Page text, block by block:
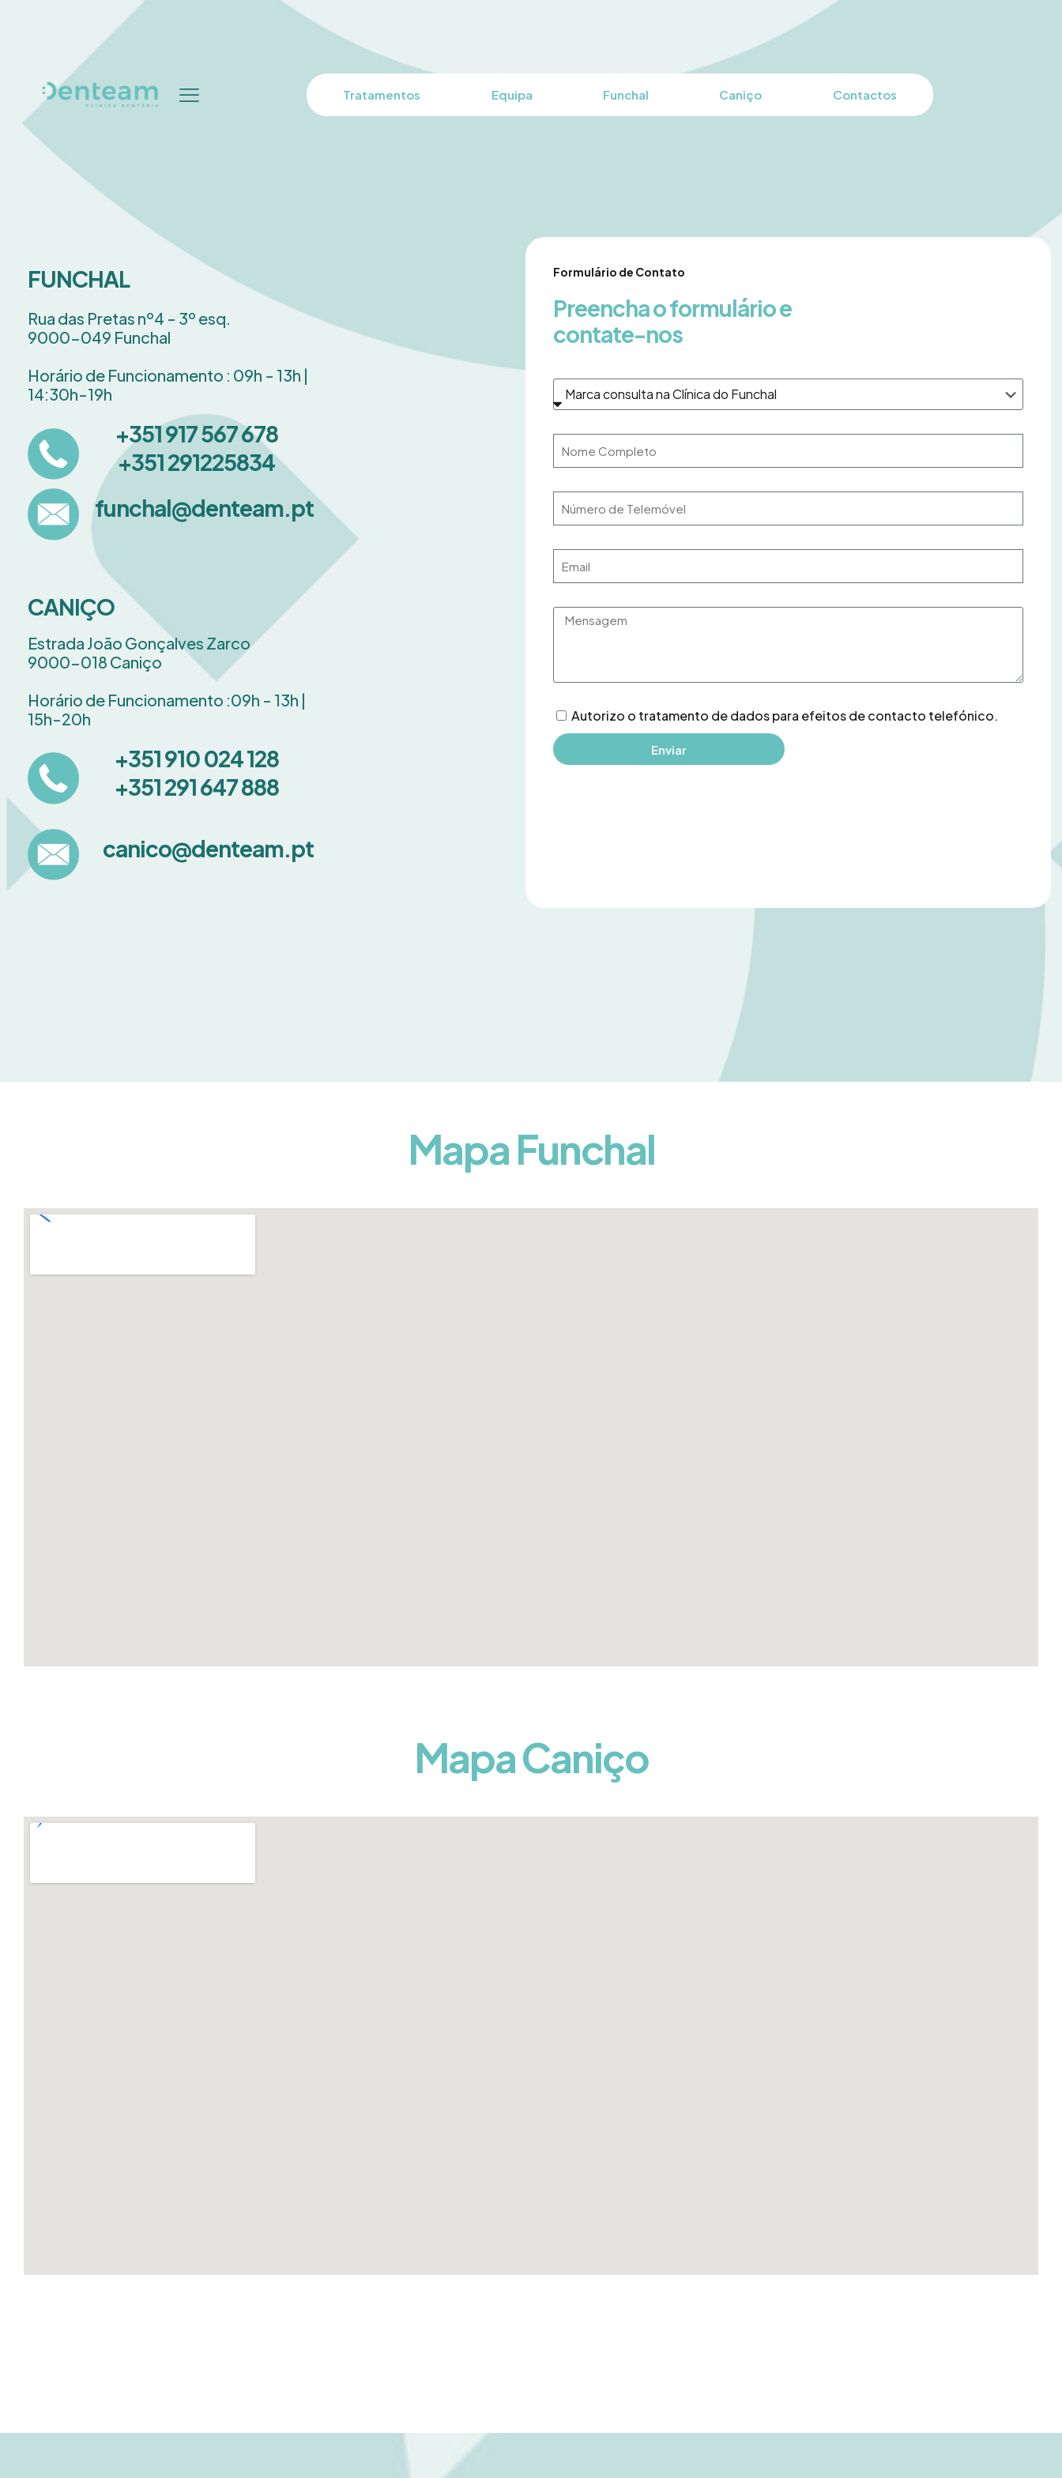
Tratamentos Equipa Funchal Caniço Contactos
FUNCHAL
Rua das Pretas nº4 - 3º esq.
9000-049 Funchal
Horário de Funcionamento : 09h - 13h |
14:30h-19h
+351 917 567 678
+351 291225834
funchal@denteam.pt
CANIÇO
Estrada João Gonçalves Zarco
9000-018 Caniço
Horário de Funcionamento :09h - 13h |
15h-20h
+351 910 024 128
+351 291 647 888
canico@denteam.pt
Formulário de Contato
Preencha o formulário e
contate-nos
Autorizo ​​o tratamento de dados para efeitos de contacto telefónico.
Enviar
Mapa Funchal
Mapa Caniço